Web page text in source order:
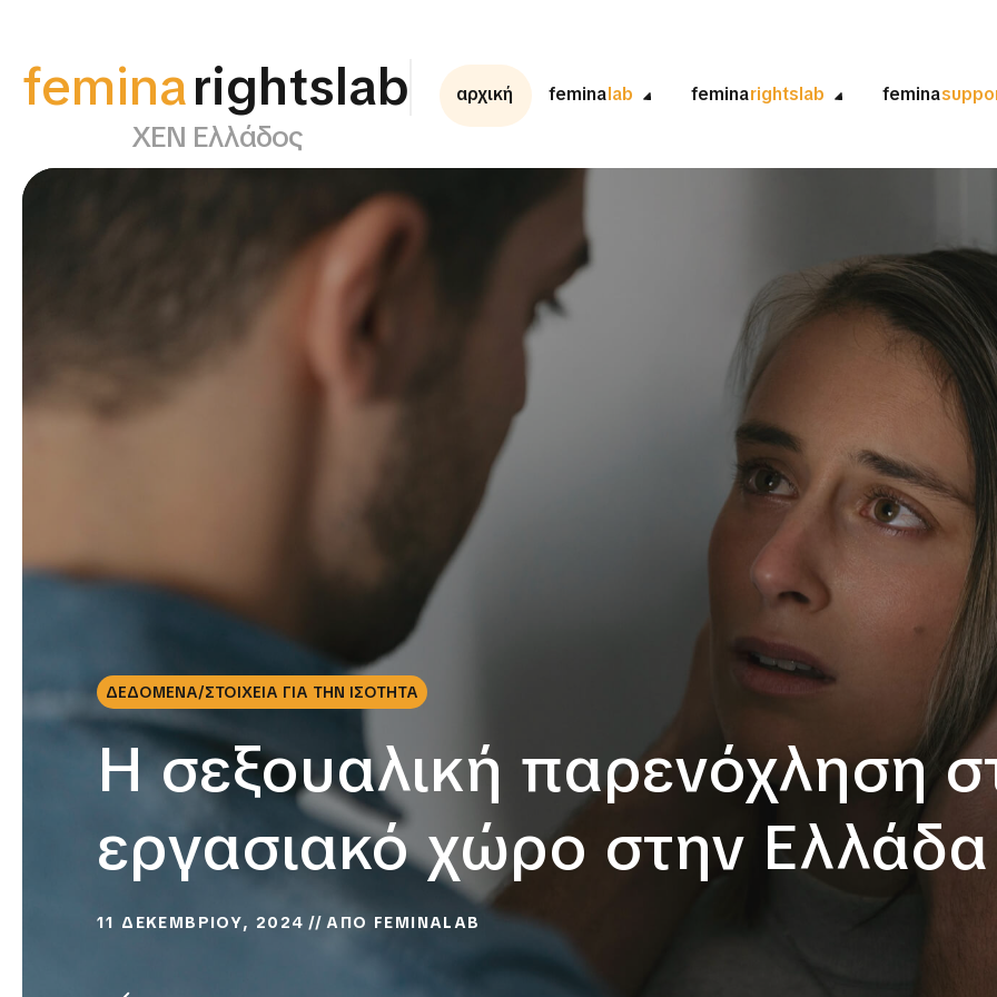
feminasupportlab
ΧΕΝ Ελλάδος
αρχική feminalab feminarightslab femina
ΔΕΔΟΜΕΝΑ/ΣΤΟΙΧΕΙΑ ΓΙΑ ΤΗΝ ΙΣΟΤΗΤΑ
Η σεξουαλική παρενόχληση
εργασιακό χώρο στην Ελλάδα
11 ΔΕΚΕΜΒΡΙΟΥ, 2024 ΑΠΟ FEMINALAB